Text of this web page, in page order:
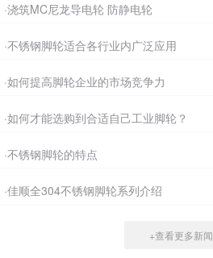
·浇筑MC尼龙导电轮 防静电轮
·不锈钢脚轮适合各行业内广泛应用
·如何提高脚轮企业的市场竞争力
·如何才能选购到合适自己工业脚轮？
·不锈钢脚轮的特点
·佳顺全304不锈钢脚轮系列介绍
+查看更多新闻